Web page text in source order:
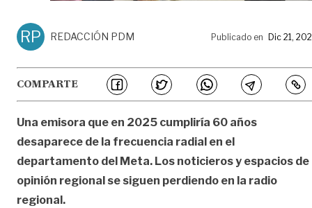
RP REDACCIÓN PDM Publicado en Dic 21,
COMPARTE
Una emisora que en 2025 cumpliría 60 años
desaparece de la frecuencia radial en el
departamento del Meta. Los noticieros y espacios de
opinión regional se siguen perdiendo en la radio
regional.